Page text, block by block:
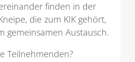
finden in der
die zum KIK gehört,
gemeinsamen Austausch.
Teilnehmenden?